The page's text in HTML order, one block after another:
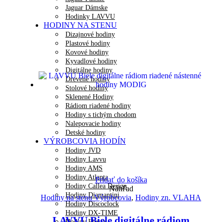
Jaguar Dámske
Hodinky LAVVU
HODINY NA STENU
Dizajnové hodiny
Plastové hodiny
Kovové hodiny
Kyvadlové hodiny
Digitálne hodiny
Drevené hodiny
Stolové hodiny
Sklenené Hodiny
Rádiom riadené hodiny
Hodiny s tichým chodom
Nalepovacie hodiny
Detské hodiny
VÝROBCOVIA HODÍN
Hodiny JVD
Hodiny Lavvu
Hodiny AMS
Hodiny Atlanta
Hodiny Callea Design
Hodiny Diamantini
Hodiny Discoclock
Hodiny DX-TIME
Pridať do košíka
Náhľad
Hodiny na stenu Výrobcovia, Hodiny zn. VLAHA